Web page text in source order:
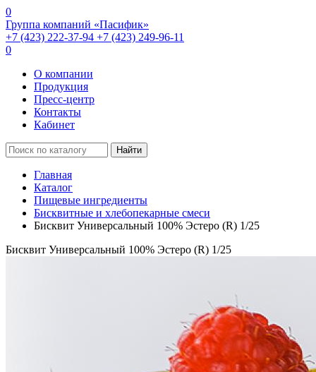
0
Группа компаний «Пасифик»
+7 (423) 222-37-94 +7 (423) 249-96-11
0
О компании
Продукция
Пресс-центр
Контакты
Кабинет
Найти
Главная
Каталог
Пищевые ингредиенты
Бисквитные и хлебопекарные смеси
Бисквит Универсальный 100% Эстеро (R) 1/25
Бисквит Универсальный 100% Эстеро (R) 1/25